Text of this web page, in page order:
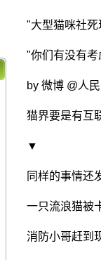
"大型猫咪社死
"你们有没有
by 微博 @人
猫界要是有互
▼
同样的事情还
一只流浪猫被
消防小哥赶到